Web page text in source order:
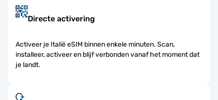
Directe activering
Activeer je Italië eSIM binnen enkele minuten. Scan,
installeer, activeer en blijf verbonden vanaf het moment dat
je landt.